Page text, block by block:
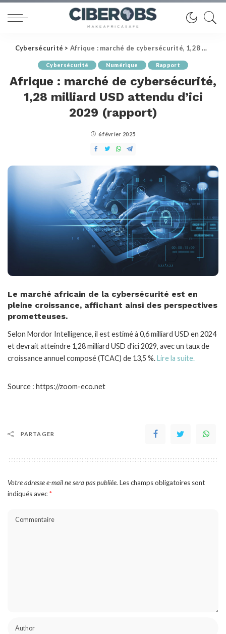
Cybersécurité > Afrique : marché de cybersécurité, 1,28 milliard USD attendu d’ici 2029 (rapport)
Cybersécurité Numérique Rapport
Afrique : marché de cybersécurité,
1,28 milliard USD attendu d’ici
2029 (rapport)
6 février 2025
Le marché africain de la cybersécurité est en
pleine croissance, affichant ainsi des perspectives
prometteuses.
Selon Mordor Intelligence, il est estimé à 0,6 milliard USD en 2024
et devrait atteindre 1,28 milliard USD d’ici 2029, avec un taux de
croissance annuel composé (TCAC) de 13,5 %.Lire la suite.
Source : https://zoom-eco.net
PARTAGER
Votre adresse e-mail ne sera pas publiée. Les champs obligatoires sont
indiqués avec *